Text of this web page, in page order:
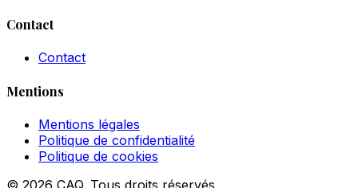
Contact
Contact
Mentions
Mentions légales
Politique de confidentialité
Politique de cookies
© 2026 CAQ. Tous droits réservés.